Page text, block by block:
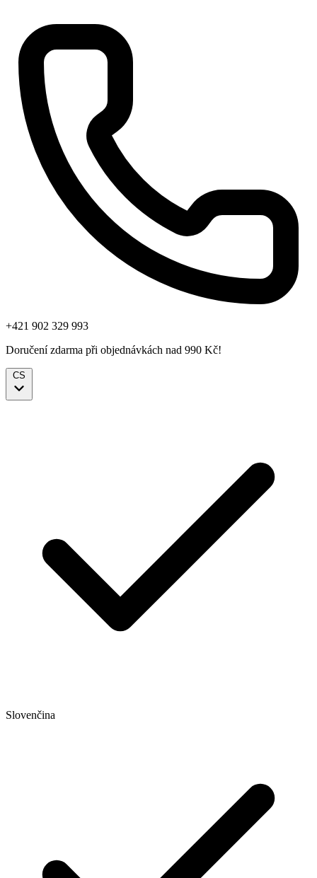
+421 902 329 993
Doručení zdarma při objednávkách nad 990 Kč!
CS
Slovenčina